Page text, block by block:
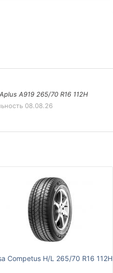
A919 265/70 R16 112H
08.08.26
Competus H/L 265/70 R16 112H